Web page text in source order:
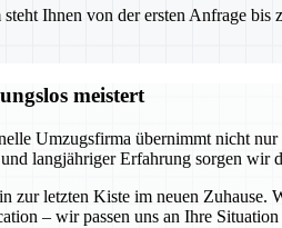
Ihnen von der ersten Anfrage
meistert
Umzugsfirma übernimmt nicht
langjähriger Erfahrung sorgen
letzten Kiste im neuen
– wir passen uns an Ihre